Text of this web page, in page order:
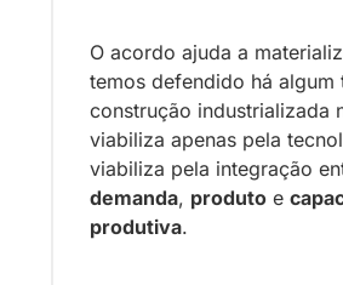
O acordo ajuda a
temos defendido há algum
construção industrializada
viabiliza apenas pela
demanda, produto e
produtiva.